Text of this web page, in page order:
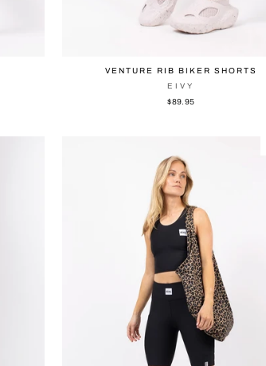
VENTURE RIB BIKER SHORTS
EIVY
$89.95